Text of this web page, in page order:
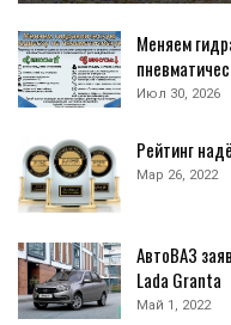
Меняем
Июл 30, 2026
Рейтинг
Мар 26, 2022
АвтоВАЗ
Lada Granta
Май 1, 2022